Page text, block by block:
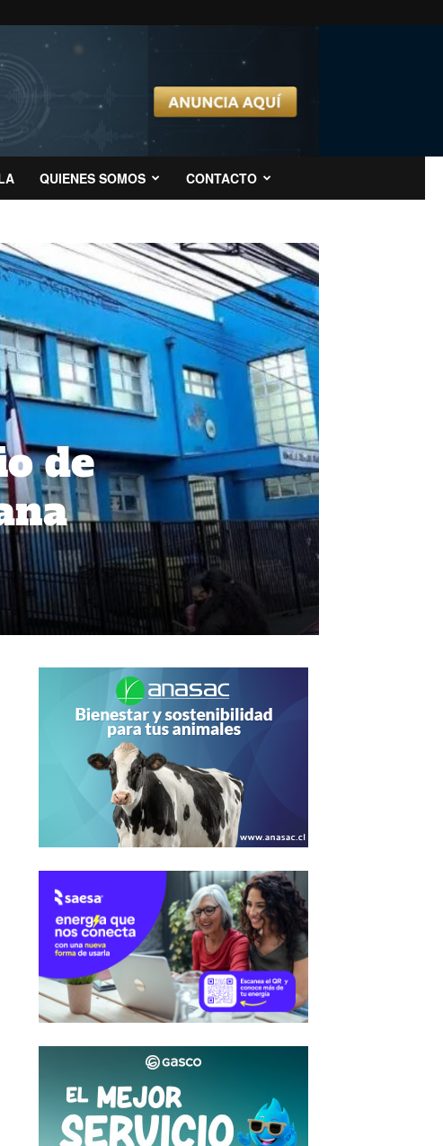
QUIENES SOMOS CONTACTO
de